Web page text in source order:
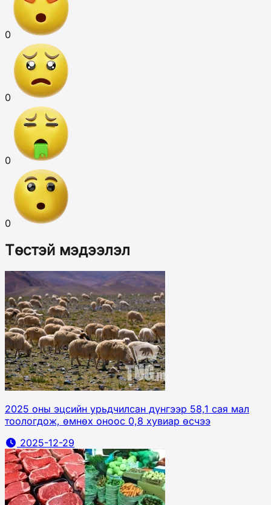
0
0
0
0
Төстэй мэдээлэл
2025 оны эцсийн урьдчилсан дүнгээр 58,1 сая мал
тоологдож, өмнөх оноос 0,8 хувиар өсчээ
2025-12-29